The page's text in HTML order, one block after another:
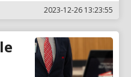
2023-12-26 13:23:55